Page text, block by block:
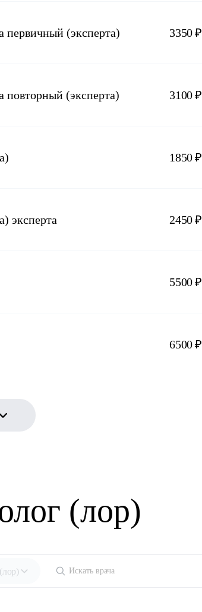
первичный (эксперта) 3350 ₽
повторный (эксперта) 3100 ₽
1850 ₽
эксперта 2450 ₽
5500 ₽
6500 ₽
(лор)